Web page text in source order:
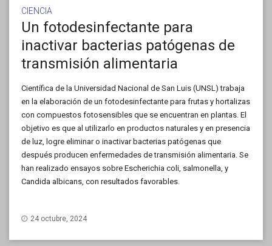
CIENCIA
Un fotodesinfectante para
inactivar bacterias patógenas de
transmisión alimentaria
Científica de la Universidad Nacional de San Luis (UNSL) trabaja
en la elaboración de un fotodesinfectante para frutas y hortalizas
con compuestos fotosensibles que se encuentran en plantas. El
objetivo es que al utilizarlo en productos naturales y en presencia
de luz, logre eliminar o inactivar bacterias patógenas que
después producen enfermedades de transmisión alimentaria. Se
han realizado ensayos sobre Escherichia coli, salmonella, y
Candida albicans, con resultados favorables.
24 octubre, 2024